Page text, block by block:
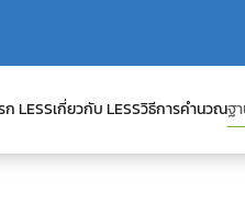
LESSเกี่ยวกับ LESSวิธีการคำนวณฐ